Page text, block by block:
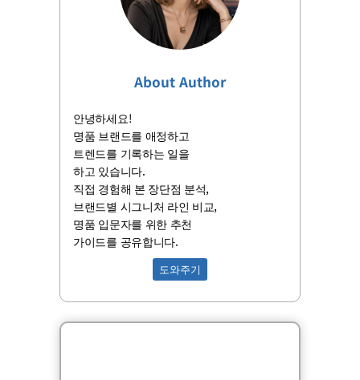
About Author
안녕하세요!
명품 브랜드를 애정하고
트렌드를 기록하는 일을
하고 있습니다.
직접 경험해 본 장단점 분석,
브랜드별 시그니처 라인 비교,
명품 입문자를 위한 추천
가이드를 공유합니다.
도와주기